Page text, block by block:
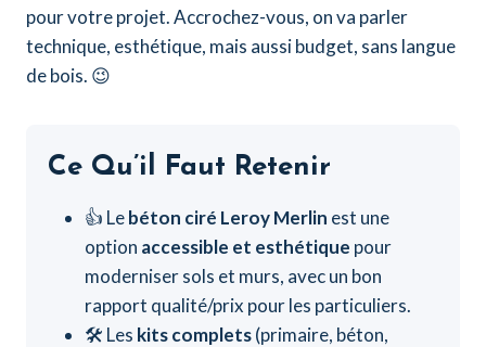
pour votre projet. Accrochez-vous, on va parler
technique, esthétique, mais aussi budget, sans langue
de bois. 😉
Ce Qu’il Faut Retenir
👍 Lebéton ciré Leroy Merlin est une
option accessible et esthétique pour
moderniser sols et murs, avec un bon
rapport qualité/prix pour les particuliers.
🛠️ Les kits complets(primaire, béton,